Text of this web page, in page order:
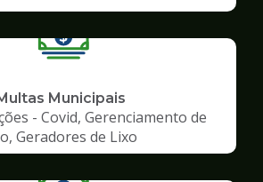
Municipais
- Covid, Gerenciamento de
Geradores de Lixo